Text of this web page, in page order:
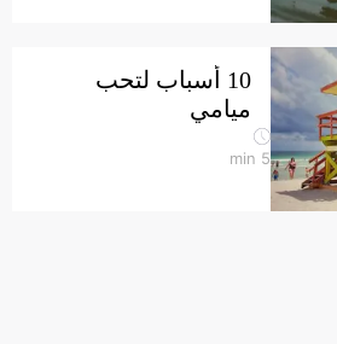
10 أسباب لتحب
ميامي
5
min